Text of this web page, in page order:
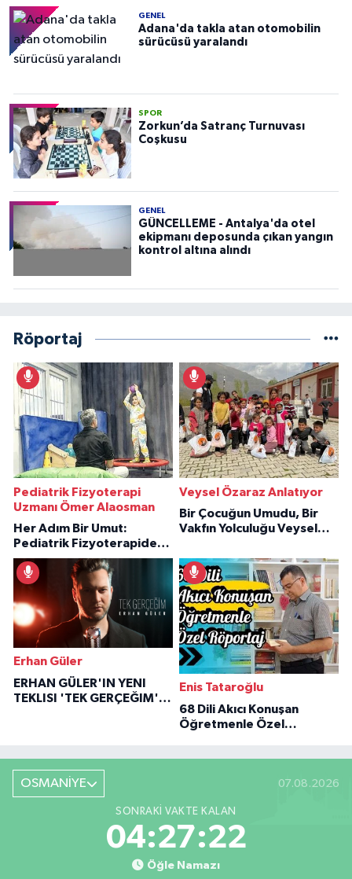
GENEL
Adana'da takla atan otomobilin
sürücüsü yaralandı
SPOR
Zorkun’da Satranç Turnuvası
Coşkusu
GENEL
GÜNCELLEME - Antalya'da otel
ekipmanı deposunda çıkan yangın
kontrol altına alındı
Röportaj
Pediatrik Fizyoterapi
Uzmanı Ömer Alaosman
Her Adım Bir Umut:
Pediatrik Fizyoterapiden
İlham Veren Hikâyeler
Veysel Özaraz Anlatıyor
Bir Çocuğun Umudu, Bir
Vakfın Yolculuğu Veysel
Erhan Güler
ERHAN GÜLER'IN YENI
TEKLISI 'TEK GERÇEĞIM'LE
Enis Tataroğlu
68 Dili Akıcı Konuşan
Öğretmenle Özel
OSMANİYE 07.08.2026
SONRAKI VAKTE KALAN
04:27:21
Öğle Namazı